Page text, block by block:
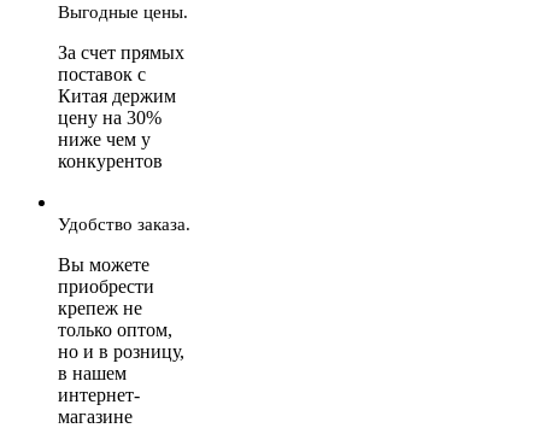
Выгодные цены.
За счет прямых
поставок с
Китая держим
цену на 30%
ниже чем у
конкурентов
Удобство заказа.
Вы можете
приобрести
крепеж не
только оптом,
но и в розницу,
в нашем
интернет-
магазине